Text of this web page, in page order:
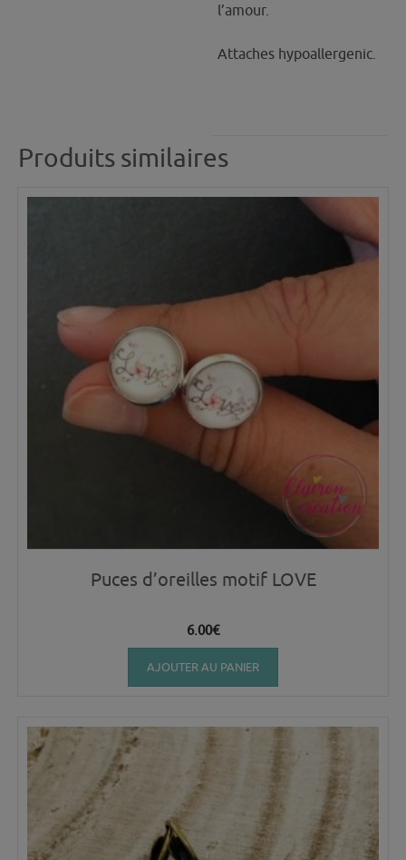
l’amour.
Attaches hypoallergenic.
Produits similaires
Puces d’oreilles motif LOVE
6.00€
AJOUTER AU PANIER